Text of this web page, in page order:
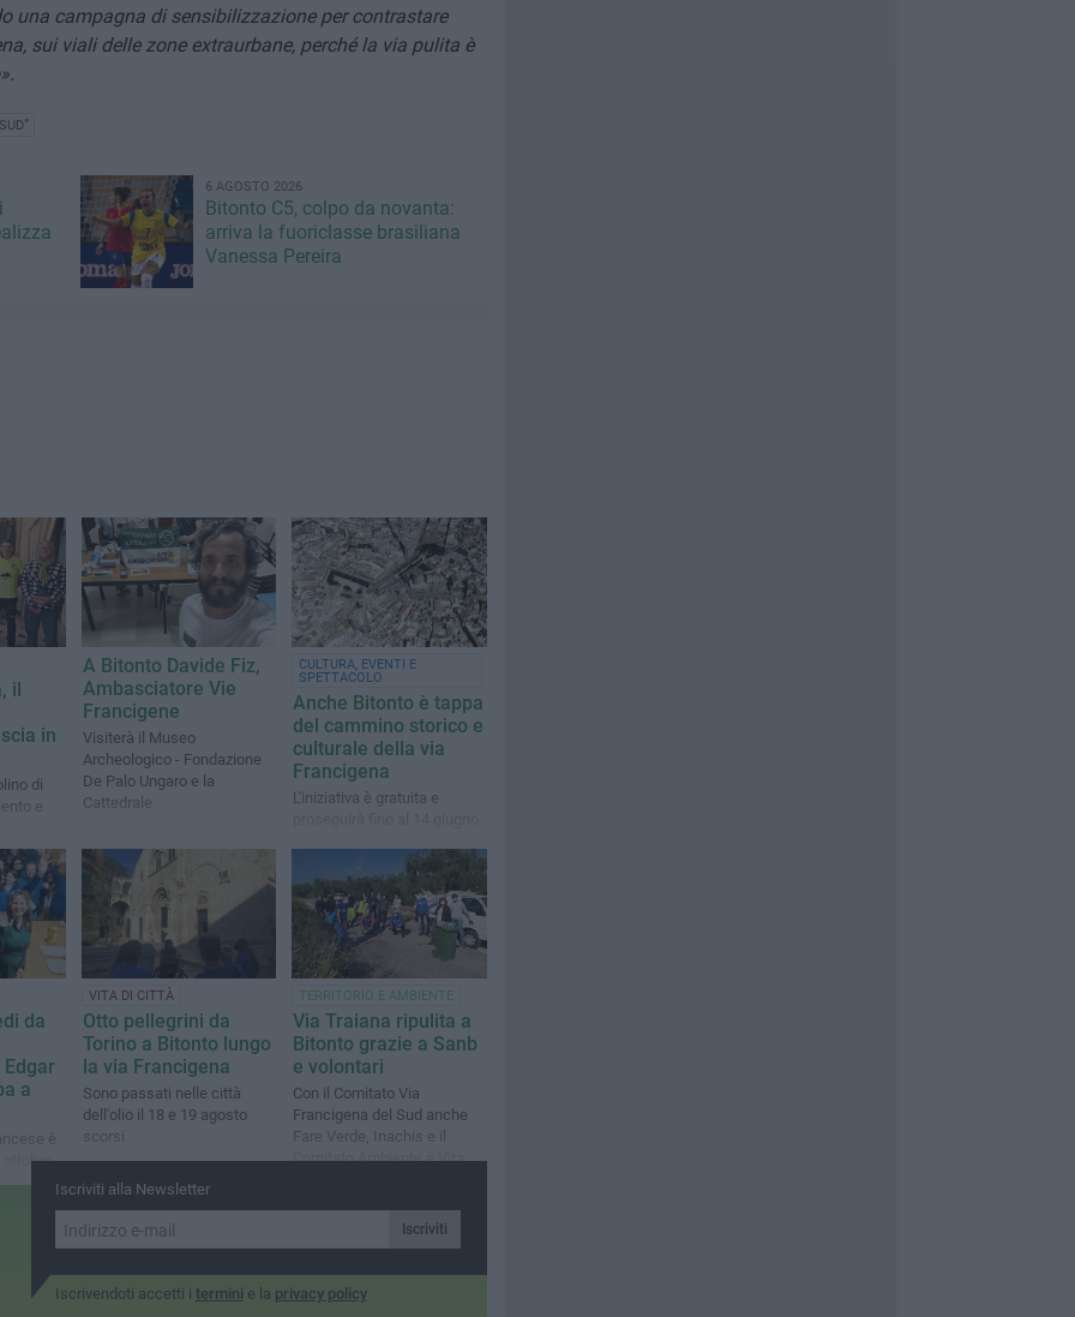
una campagna di sensibilizzazione per contrastare
sui viali delle zone extraurbane, perché la via pulita è
6 AGOSTO 2026
Bitonto C5, colpo da novanta:
arriva la fuoriclasse brasiliana
Vanessa Pereira
il
in
di
e
A Bitonto Davide Fiz,
Ambasciatore Vie
Francigene
Visiterà il Museo
Archeologico - Fondazione
De Palo Ungaro e la
Cattedrale
CULTURA, EVENTI E
SPETTACOLO
Anche Bitonto è tappa
del cammino storico e
culturale della via
Francigena
L'iniziativa è gratuita e
da
a
è
ottobre
VITA DI CITTÀ
Otto pellegrini da
Torino a Bitonto lungo
la via Francigena
Sono passati nelle città
dell'olio il 18 e 19 agosto
scorsi
TERRITORIO E AMBIENTE
Via Traiana ripulita a
Bitonto grazie a Sanb
e volontari
Con il Comitato Via
Francigena del Sud anche
Fare Verde, Inachis e il
Comitato Ambiente è Vita
Iscriviti alla Newsletter
Iscriviti
Iscrivendoti accetti i termini e la privacy policy